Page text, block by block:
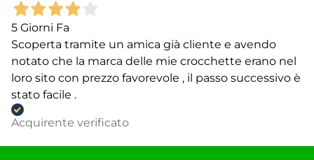
5 Giorni Fa
Scoperta tramite un amica già cliente e avendo
notato che la marca delle mie crocchette erano nel
loro sito con prezzo favorevole , il passo successivo è
stato facile .
Acquirente verificato